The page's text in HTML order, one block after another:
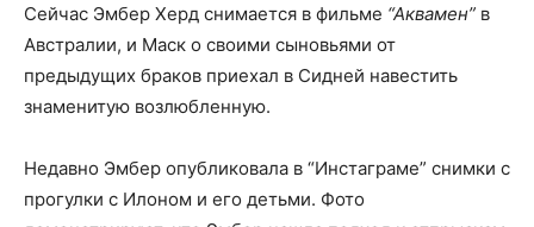
Сейчас Эмбер Херд снимается в фильме “Аквамен” в
Австралии, и Маск о своими сыновьями от
предыдущих браков приехал в Сидней навестить
знаменитую возлюбленную.
Недавно Эмбер опубликовала в “Инстаграме” снимки с
прогулки с Илоном и его детьми. Фото